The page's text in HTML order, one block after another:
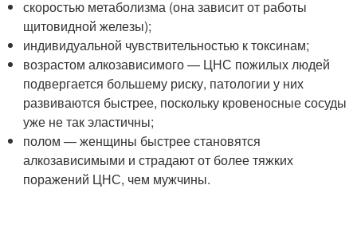
скоростью метаболизма (она зависит от работы
щитовидной железы);
индивидуальной чувствительностью к токсинам;
возрастом алкозависимого — ЦНС пожилых людей
подвергается большему риску, патологии у них
развиваются быстрее, поскольку кровеносные сосуды
уже не так эластичны;
полом — женщины быстрее становятся
алкозависимыми и страдают от более тяжких
поражений ЦНС, чем мужчины.